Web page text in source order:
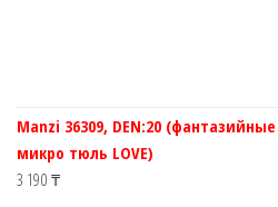
Manzi 36309, DEN:20
микро тюль LOVE)
3 190 ₸